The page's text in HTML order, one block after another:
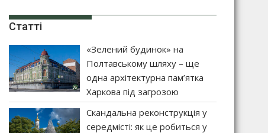
Статті
«Зелений будинок» на
Полтавському шляху – ще
одна архітектурна пам’ятка
Харкова під загрозою
Скандальна реконструкція у
середмісті: як це робиться у